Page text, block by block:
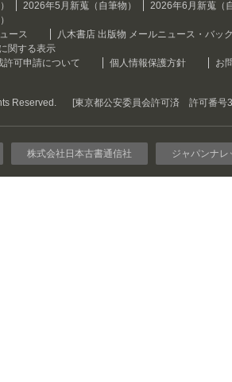
2026年5月新蒐（自筆物）
2026年6月新蒐（
ース
八木書店 出版物 メールニュース・バッ
関する表示
許可申請について
個人情報保護方針
お
Reserved. [東京都公安委員会許可済 許可番号
株式会社日本古書通信社 ジャパンナレ